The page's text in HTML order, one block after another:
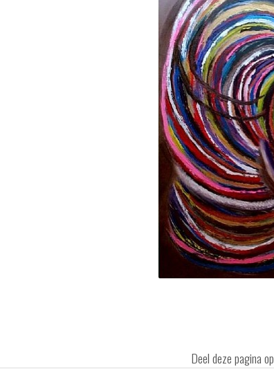
Deel deze pagina op